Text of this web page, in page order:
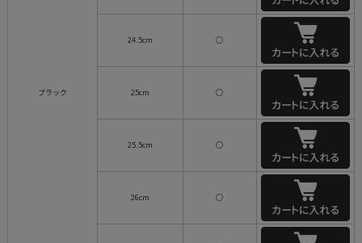
ブラック
24.5cm ○
25cm ○
25.5cm ○
26cm ○